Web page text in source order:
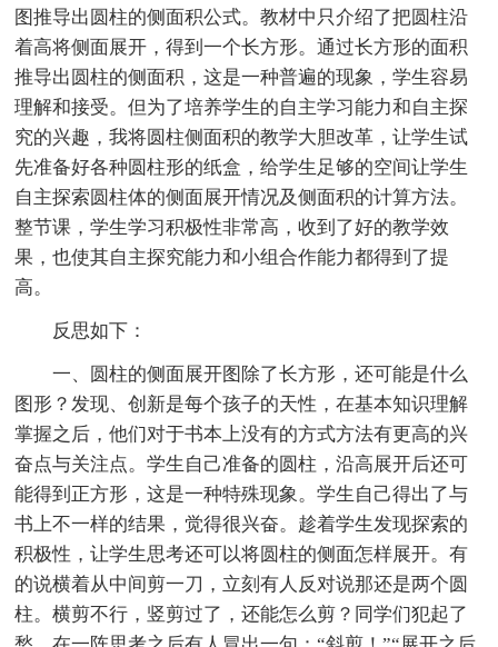
图推导出圆柱的侧面积公式。教材中只介绍了把圆柱沿
着高将侧面展开，得到一个长方形。通过长方形的面积
推导出圆柱的侧面积，这是一种普遍的现象，学生容易
理解和接受。但为了培养学生的自主学习能力和自主探
究的兴趣，我将圆柱侧面积的教学大胆改革，让学生试
先准备好各种圆柱形的纸盒，给学生足够的空间让学生
自主探索圆柱体的侧面展开情况及侧面积的计算方法。
整节课，学生学习积极性非常高，收到了好的教学效
果，也使其自主探究能力和小组合作能力都得到了提
高。
反思如下：
一、圆柱的侧面展开图除了长方形，还可能是什么
图形？发现、创新是每个孩子的天性，在基本知识理解
掌握之后，他们对于书本上没有的方式方法有更高的兴
奋点与关注点。学生自己准备的圆柱，沿高展开后还可
能得到正方形，这是一种特殊现象。学生自己得出了与
书上不一样的结果，觉得很兴奋。趁着学生发现探索的
积极性，让学生思考还可以将圆柱的侧面怎样展开。有
的说横着从中间剪一刀，立刻有人反对说那还是两个圆
柱。横剪不行，竖剪过了，还能怎么剪？同学们犯起了